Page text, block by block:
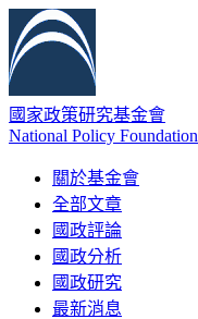
國家政策研究基金會
National Policy Foundation
關於基金會
全部文章
國政評論
國政分析
國政研究
最新消息